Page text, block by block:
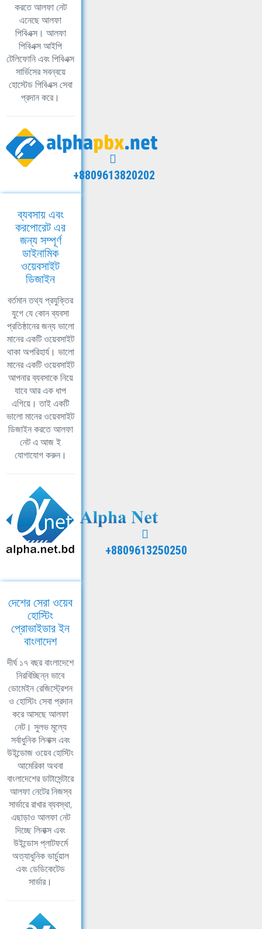
করতে আলফা নেট
এনেছে আলফা
পিবিএক্স। আলফা
পিবিএক্স আইপি
টেলিফোনি এবং পিবিএক্স
সার্ভিসের সবন্বয়ে
হোস্টেড পিবিএক্স সেবা
প্রদান করে।
+8809613820202
ব্যবসায় এবং
করপোরেট এর
জন্য সম্পূর্ণ
ডাইনামিক
ওয়েবসাইট
ডিজাইন
বর্তমান তথ্য প্রযুক্তির
যুগে যে কোন ব্যবসা
প্রতিষ্ঠানের জন্য ভালো
মানের একটি ওয়েবসাইট
থাকা অপরিহার্য। ভালো
মানের একটি ওয়েবসাইট
আপনার ব্যবসাকে নিয়ে
যাবে আর এক ধাপ
এগিয়ে। তাই একটি
ভালো মানের ওয়েবসাইট
ডিজাইন করতে আলফা
নেট এ আজ ই
যোগাযোগ করুন।
+8809613250250
দেশের সেরা ওয়েব
হোস্টিং
প্রোভাইডার ইন
বাংলাদেশ
দীর্ঘ ১৭ বছর বাংলাদেশে
নিরবিচ্ছিন্ন ভাবে
ডোমেইন রেজিস্ট্রেশন
ও হোস্টিং সেবা প্রদান
করে আসছে আলফা
নেট। সুলভ মূল্যে
সর্বাধুনিক লিনাক্স এবং
উইন্ডোজ ওয়েব হোস্টিং
আমেরিকা অথবা
বাংলাদেশের ডাটাসেন্টারে
আলফা নেটের নিজস্ব
সার্ভারে রাখার ব্যবস্থা,
এছাড়াও আলফা নেট
দিচ্ছে লিনাক্স এবং
উইন্ডোস প্লাটফর্মে
অত্যাধুনিক ভার্চুয়াল
এবং ডেডিকেটেড
সার্ভার।